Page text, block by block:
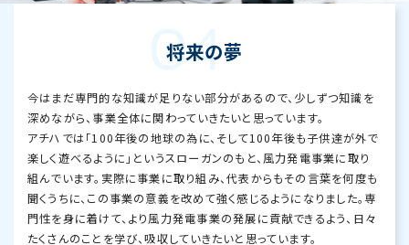
04
将来の夢
今はまだ専門的な知識が足りない部分があるので、少しずつ知識を
深めながら、事業全体に関わっていきたいと思っています。
アチハでは「100年後の地球の為に、そして100年後も子供達が外で
楽しく遊べるように」というスローガンのもと、風力発電事業に取り
組んでいます。実際に事業に取り組み、代表からもその言葉を何度も
聞くうちに、この事業の意義を改めて強く感じるようになりました。専
門性を身に着けて、より風力発電事業の発展に貢献できるよう、日々
たくさんのことを学び、吸収していきたいと思っています。